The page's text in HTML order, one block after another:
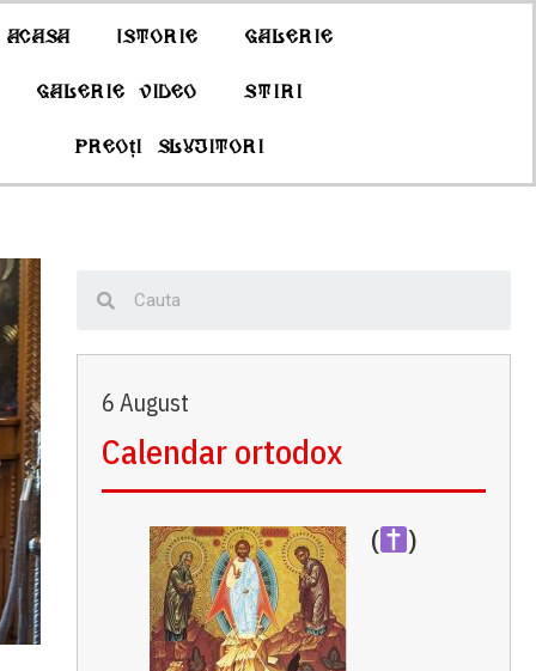
Acasa Istorie Galerie
Galerie Video Stiri
Preoți slujitori
6 August
Calendar ortodox
( )